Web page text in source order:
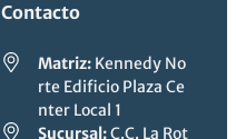
Contacto
Matriz: Kennedy No
rte Edificio Plaza Ce
nter Local 1
Sucursal:C.C. La Rot